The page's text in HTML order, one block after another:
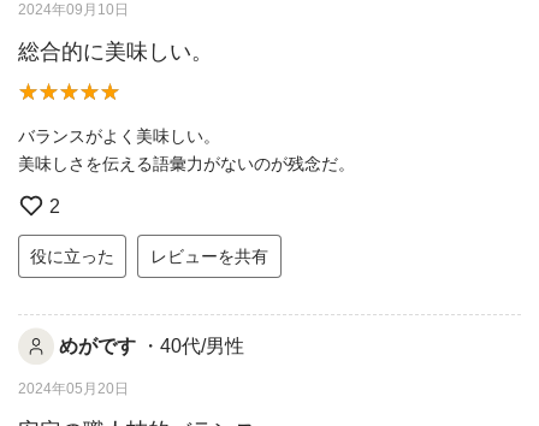
2024年09月10日
総合的に美味しい。
バランスがよく美味しい。
美味しさを伝える語彙力がないのが残念だ。
2
役に立った レビューを共有
めがです ・40代/男性
2024年05月20日